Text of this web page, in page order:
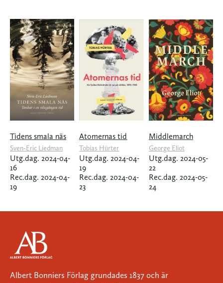
Tidens smala näs
Sven-Eric Liedman
Utg.dag. 2024-04-
16
Rec.dag. 2024-04-
19
Atomernas tid
Tobias Hürter
Utg.dag. 2024-04-
19
Rec.dag. 2024-04-
23
Middlemarch
George Eliot
Utg.dag. 2024-05-
22
Rec.dag. 2024-05-
24
Albert Bonniers Förlag grundades 1837 och är